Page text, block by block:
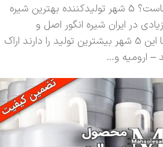
بهترین شیره انگور برای کجاست؟ 5 شهر تولیدکننده بهترین شیره
در ایران شیره انگور اصل و
باکیفیت تولید می کنند اما این 5 شهر بیشترین تولید را دارند اراک
– ارومیه و…